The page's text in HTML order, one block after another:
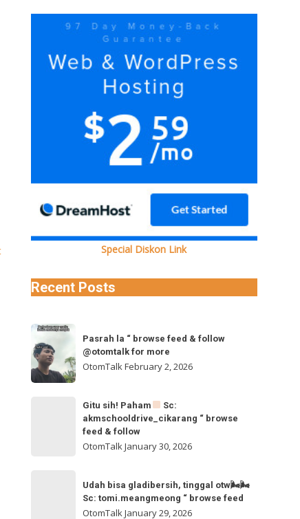
Yuk
Yuk
bersama
Special Diskon Link
Recent Posts
Pasrah
la
browse
@otomtalk
Pasrah la “ browse feed & follow
@otomtalk for more
OtomTalkFebruary 2, 2026
akmschooldrive_cikarang
Gitu sih! Paham
Sc:
akmschooldrive_cikarang “ browse
feed & follow
OtomTalkJanuary 30, 2026
gladibersih,
Udah bisa gladibersih, tinggal otw🌬🌬
Sc: tomi.meangmeong “ browse feed
OtomTalkJanuary 29, 2026